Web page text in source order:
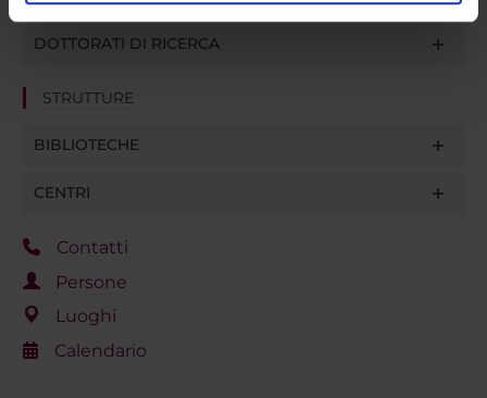
con altre informazioni che hai fornito loro o che hanno
DOTTORATI DI RICERCA
STRUTTURE
BIBLIOTECHE
CENTRI
Contatti
Persone
Luoghi
Calendario